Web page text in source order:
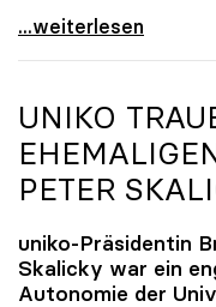
„Deplatzierte
...weiterlesen
UNIKO
PETER
uniko-Präsidentin
Skalicky war ein
Autonomie der